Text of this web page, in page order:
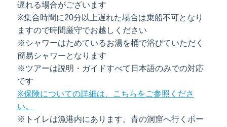
遅れる場合がございます
※集合時間に20分以上遅れた場合は乗船不可となり
ますので時間厳守でお越しください
※シャワーはためているお湯を桶で浴びていただく
簡易シャワーとなります
※ツアーは説明・ガイドすべて日本語のみでの対応
です
※保険についての詳細は、こちらをご参照くださ
い。
※トイレは漁港内にあります。青の洞窟へ行くボー